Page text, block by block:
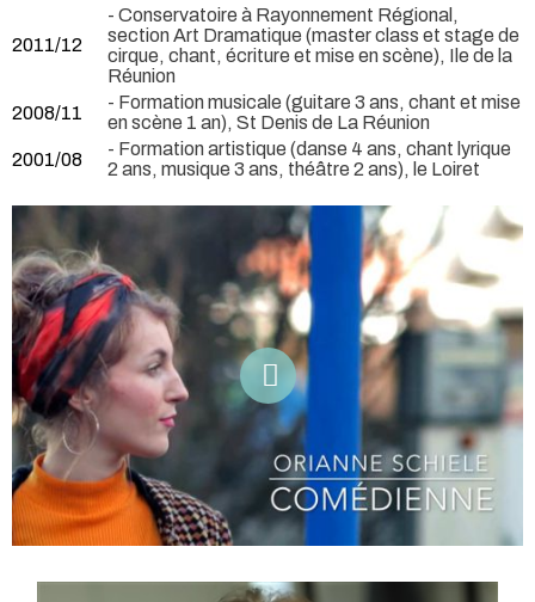
2011/12
- Conservatoire à Rayonnement Régional,
section Art Dramatique (master class et stage de
cirque, chant, écriture et mise en scène), Ile de la
Réunion
2008/11
- Formation musicale (guitare 3 ans, chant et mise
en scène 1 an), St Denis de La Réunion
2001/08
- Formation artistique (danse 4 ans, chant lyrique
2 ans, musique 3 ans, théâtre 2 ans), le Loiret